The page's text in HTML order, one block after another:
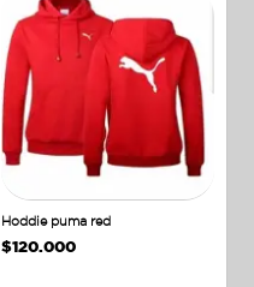
Hoddie puma red
$120.000